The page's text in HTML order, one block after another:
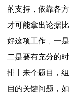
的支持，依靠各
才可能拿出论据
好这项工作，一
二是要有充分的
排十来个题目，
目的关键问题，